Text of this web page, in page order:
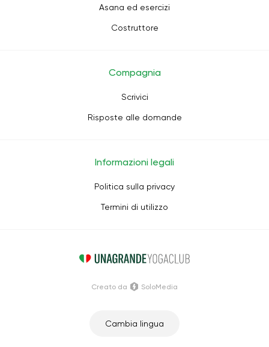
Asana ed esercizi
Costruttore
Compagnia
Scrivici
Risposte alle domande
Informazioni legali
Politica sulla privacy
Termini di utilizzo
Cambia lingua
Creato da SoloMedia